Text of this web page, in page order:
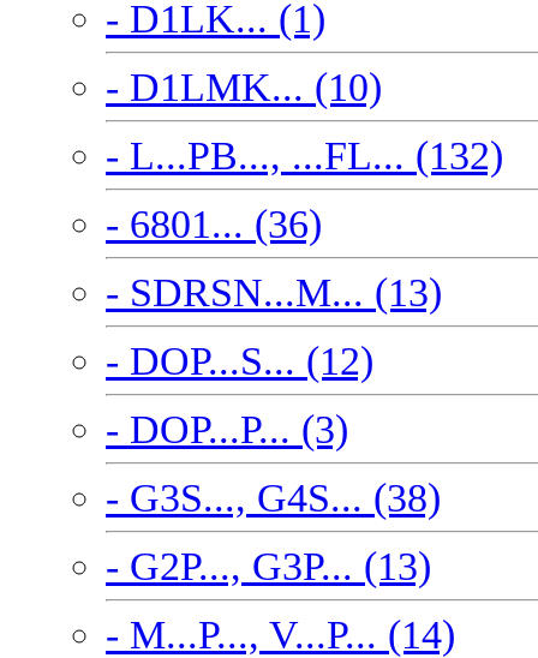
- D1LK... (1)
- D1LMK... (10)
- L...PB..., ...FL... (132)
- 6801... (36)
- SDRSN...M... (13)
- DOP...S... (12)
- DOP...P... (3)
- G3S..., G4S... (38)
- G2P..., G3P... (13)
- M...P..., V...P... (14)